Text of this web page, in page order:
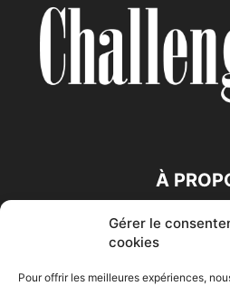
Gérer le
cookies
Pour offrir les meilleures expériences,
À
SUIVEZ